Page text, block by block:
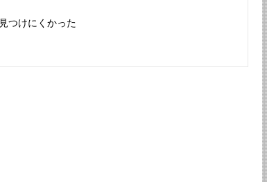
見つけにくかった